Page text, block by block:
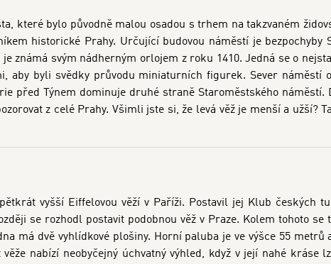
které bylo původně malou osadou s trhem na takzvaném
historické Prahy. Určující budovou náměstí je bezpochyby
známá svým nádherným orlojem z roku 1410. Jedná se o
aby byli svědky průvodu miniaturních figurek. Sever náměstí
před Týnem dominuje druhé straně Staroměstského náměstí.
z celé Prahy. Všimli jste si, že levá věž je menší a užší?
vyšší Eiffelovou věží v Paříži. Postavil jej Klub českých
se rozhodl postavit podobnou věž v Praze. Kolem tohoto
má dvě vyhlídkové plošiny. Horní paluba je ve výšce 55 metrů
nabízí neobyčejný úchvatný výhled, když v její nahé kráse